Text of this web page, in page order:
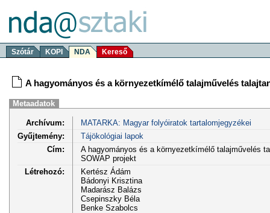
Szótár KOPI NDA Kereső
A hagyományos és a környezetkímélő talajművelés
Metaadatok
Archívum:
MATARKA: Magyar folyóiratok tartalomjegyzékei
Gyűjtemény:
Tájökológiai lapok
Cím:
A hagyományos és a környezetkímélő talajművelés
SOWAP projekt
Létrehozó:
Kertész Ádám
Bádonyi Krisztina
Madarász Balázs
Csepinszky Béla
Benke Szabolcs